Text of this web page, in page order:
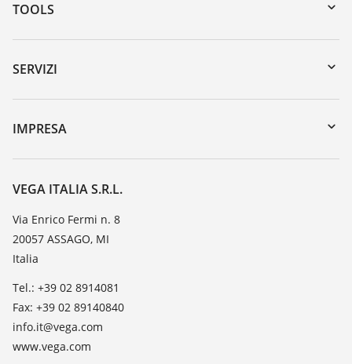
TOOLS
Downloads
Ricerca numero di serie
DTM Collection/PACTware
SERVIZI
Reso apparecchio
Seminari
Lista resistenza
TeamViewer
IMPRESA
VEGA, l'azienda
Contatto
Novità
Stampa
Blog
VEGA ITALIA S.R.L.
Via Enrico Fermi n. 8
20057 ASSAGO, MI
Italia
Tel.: +39 02 8914081
Fax: +39 02 89140840
info.it@vega.com
www.vega.com